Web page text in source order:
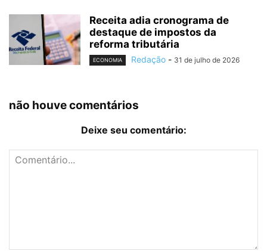
Receita adia cronograma de
destaque de impostos da
reforma tributária
ECONOMIA Redação - 31 de julho de 2026
não houve comentários
Deixe seu comentário: